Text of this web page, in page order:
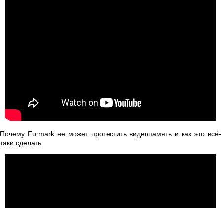
Почему Furmark не может протестить видеопамять и как это всё-
таки сделать.